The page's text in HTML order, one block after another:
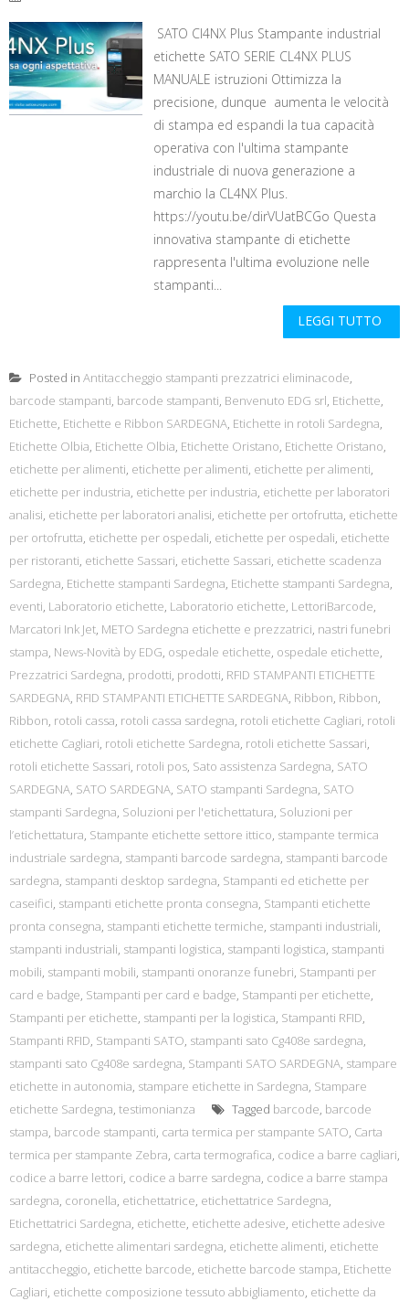
SATO Cl4NX Plus Stampante industrial
etichette SATO SERIE CL4NX PLUS
MANUALE istruzioni Ottimizza la
precisione, dunque aumenta le velocità
di stampa ed espandi la tua capacità
operativa con l'ultima stampante
industriale di nuova generazione a
marchio la CL4NX Plus.
https://youtu.be/dirVUatBCGo Questa
innovativa stampante di etichette
rappresenta l'ultima evoluzione nelle
stampanti...
LEGGI TUTTO
Posted in Antitaccheggio stampanti prezzatrici eliminacode,
barcode stampanti, barcode stampanti, Benvenuto EDG srl, Etichette,
Etichette, Etichette e Ribbon SARDEGNA, Etichette in rotoli Sardegna,
Etichette Olbia, Etichette Olbia, Etichette Oristano, Etichette Oristano,
etichette per alimenti, etichette per alimenti, etichette per alimenti,
etichette per industria, etichette per industria, etichette per laboratori
analisi, etichette per laboratori analisi, etichette per ortofrutta, etichette
per ortofrutta, etichette per ospedali, etichette per ospedali, etichette
per ristoranti, etichette Sassari, etichette Sassari, etichette scadenza
Sardegna, Etichette stampanti Sardegna, Etichette stampanti Sardegna,
eventi, Laboratorio etichette, Laboratorio etichette, LettoriBarcode,
Marcatori Ink Jet, METO Sardegna etichette e prezzatrici, nastri funebri
stampa, News-Novità by EDG, ospedale etichette, ospedale etichette,
Prezzatrici Sardegna, prodotti, prodotti, RFID STAMPANTI ETICHETTE
SARDEGNA, RFID STAMPANTI ETICHETTE SARDEGNA, Ribbon, Ribbon,
Ribbon, rotoli cassa, rotoli cassa sardegna, rotoli etichette Cagliari, rotoli
etichette Cagliari, rotoli etichette Sardegna, rotoli etichette Sassari,
rotoli etichette Sassari, rotoli pos, Sato assistenza Sardegna, SATO
SARDEGNA, SATO SARDEGNA, SATO stampanti Sardegna, SATO
stampanti Sardegna, Soluzioni per l'etichettatura, Soluzioni per
l’etichettatura, Stampante etichette settore ittico, stampante termica
industriale sardegna, stampanti barcode sardegna, stampanti barcode
sardegna, stampanti desktop sardegna, Stampanti ed etichette per
caseifici, stampanti etichette pronta consegna, Stampanti etichette
pronta consegna, stampanti etichette termiche, stampanti industriali,
stampanti industriali, stampanti logistica, stampanti logistica, stampanti
mobili, stampanti mobili, stampanti onoranze funebri, Stampanti per
card e badge, Stampanti per card e badge, Stampanti per etichette,
Stampanti per etichette, stampanti per la logistica, Stampanti RFID,
Stampanti RFID, Stampanti SATO, stampanti sato Cg408e sardegna,
stampanti sato Cg408e sardegna, Stampanti SATO SARDEGNA, stampare
etichette in autonomia, stampare etichette in Sardegna, Stampare
etichette Sardegna, testimonianza Tagged barcode, barcode
stampa, barcode stampanti, carta termica per stampante SATO, Carta
termica per stampante Zebra, carta termografica, codice a barre cagliari,
codice a barre lettori, codice a barre sardegna, codice a barre stampa
sardegna, coronella, etichettatrice, etichettatrice Sardegna,
Etichettatrici Sardegna, etichette, etichette adesive, etichette adesive
sardegna, etichette alimentari sardegna, etichette alimenti, etichette
antitaccheggio, etichette barcode, etichette barcode stampa, Etichette
Cagliari, etichette composizione tessuto abbigliamento, etichette da